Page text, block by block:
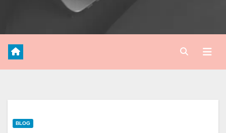
BLOG